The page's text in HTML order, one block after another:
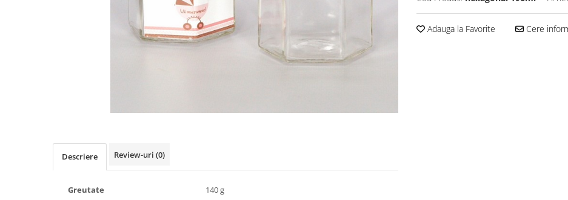
2021 Crăciun
2023 Crăciun
Adauga la Favorite Cere
Descriere Review-uri (0)
Greutate
140 g